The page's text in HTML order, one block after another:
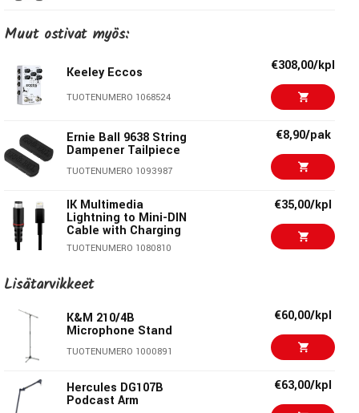
Warm Audio WA-CX12
AKG C414-XLS €986,00/kpl
Universal Audio Sphere
DLX
TUOTENUMERO 1079195
€1435,00/kpl
AKG C414-XLII €955,00/kpl
Warm Audio WA-14SP
TUOTENUMERO 1083104
Muut ostivat myös:
Keeley Eccos
TUOTENUMERO 1068524
€308,00/kpl
Ernie Ball 9638 String
Dampener Tailpiece
TUOTENUMERO 1093987
€8,90/pak
IK Multimedia
Lightning to Mini-DIN
Cable with Charging
TUOTENUMERO 1080810
€35,00/kpl
Ernie Ball 2221 Regular
Slinky Nickel
TUOTENUMERO 1000201
DiMarzio DP212BK
TUOTENUMERO 1020795
€120,00/kpl
Lisätarvikkeet
K&M 210/4B
Microphone Stand
TUOTENUMERO 1000891
€60,00/kpl
Hercules DG107B
Podcast Arm
€63,00/kpl